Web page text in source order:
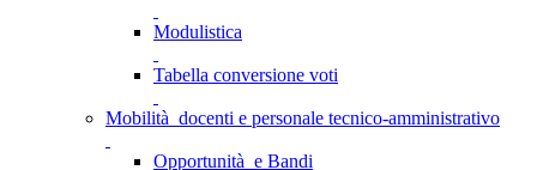
Modulistica
Tabella conversione voti
Mobilità docenti e personale tecnico-amministrativo
Opportunità e Bandi